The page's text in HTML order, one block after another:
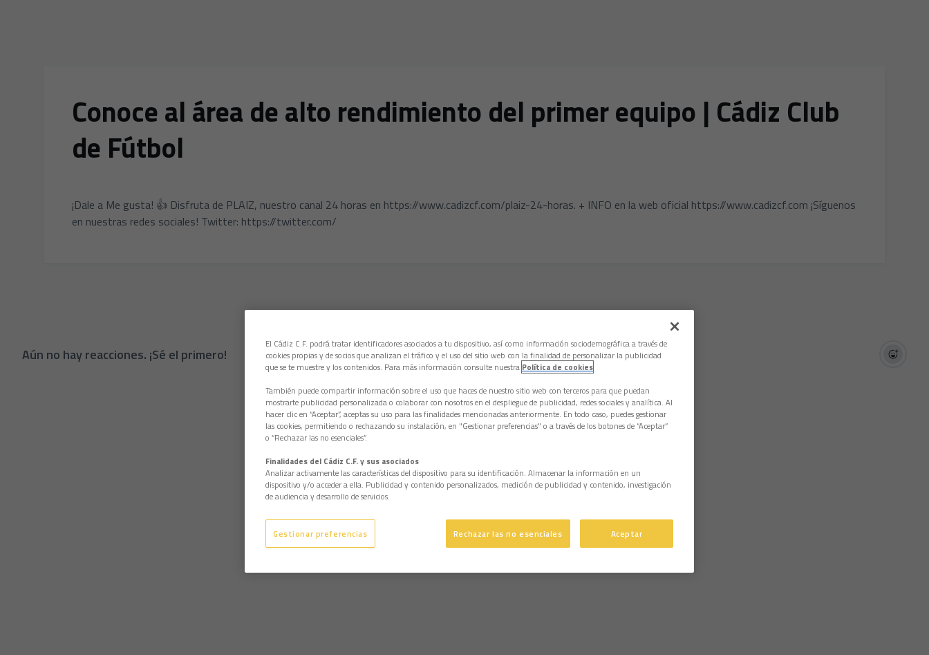
Conoce al área de alto rendimiento del primer equipo | Cádiz Club
de Fútbol
¡Dale a Me gusta! 👍 Disfruta de PLAIZ, nuestro canal 24 horas en https://www.cadizcf.com/plaiz-24-horas. + INFO en la web oficial https://www.cadizcf.com ¡Síguenos
en nuestras redes sociales! Twitter: https://twitter.com/
Aún no hay reacciones. ¡Sé el primero!
El Cádiz C.F. podrá tratar identificadores asociados a tu dispositivo, así como información sociodemográfica a través de
cookies propias y de socios que analizan el tráfico y el uso del sitio web con la finalidad de personalizar la publicidad
que se te muestre y los contenidos. Para más información consulte nuestra Política de cookies
También puede compartir información sobre el uso que haces de nuestro sitio web con terceros para que puedan
mostrarte publicidad personalizada o colaborar con nosotros en el despliegue de publicidad, redes sociales y analítica. Al
hacer clic en “Aceptar”, aceptas su uso para las finalidades mencionadas anteriormente. En todo caso, puedes gestionar
las cookies, permitiendo o rechazando su instalación, en "Gestionar preferencias" o a través de los botones de “Aceptar”
o “Rechazar las no esenciales”.
Finalidades del Cádiz C.F. y sus asociados
Analizar activamente las características del dispositivo para su identificación. Almacenar la información en un
dispositivo y/o acceder a ella. Publicidad y contenido personalizados, medición de publicidad y contenido, investigación
de audiencia y desarrollo de servicios.
Gestionar preferencias Rechazar las no esenciales Aceptar